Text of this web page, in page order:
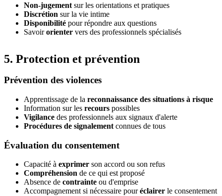
Non-jugement sur les orientations et pratiques
Discrétion sur la vie intime
Disponibilité pour répondre aux questions
Savoirorienter vers des professionnels spécialisés
5. Protection et prévention
Prévention des violences
Apprentissage de la reconnaissance des situations à risque
Information sur les recours possibles
Vigilance des professionnels aux signaux d'alerte
Procédures de signalement connues de tous
Évaluation du consentement
Capacité à exprimer son accord ou son refus
Compréhension de ce qui est proposé
Absence de contrainte ou d'emprise
Accompagnement si nécessaire pouréclairer le consentement